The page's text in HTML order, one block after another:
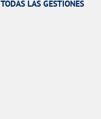
TODAS LAS GESTIONES